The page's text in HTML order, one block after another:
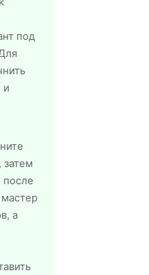
под
и
затем
после
мастер
а